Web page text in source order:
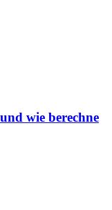
wie berechne